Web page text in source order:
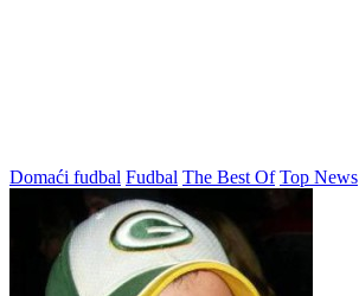
Domaći fudbal Fudbal The Best Of Top News